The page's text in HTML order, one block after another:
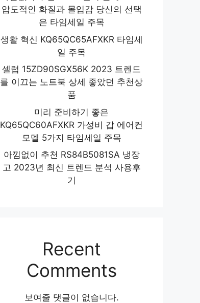
압도적인 화질과 몰입감 당신의 선택
은 타임세일 주목
생활 혁신 KQ65QC65AFXKR 타임세
일 주목
셀럽 15ZD90SGX56K 2023 트렌드
를 이끄는 노트북 상세 좋았던 추천상
품
미리 준비하기 좋은
KQ65QC60AFXKR 가성비 갑 에어컨
모델 5가지 타임세일 주목
아낌없이 추천 RS84B5081SA 냉장
고 2023년 최신 트렌드 분석 사용후
기
Recent
Comments
보여줄 댓글이 없습니다.